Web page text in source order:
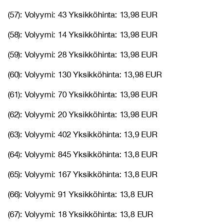
(57): Volyymi: 43 Yksikköhinta: 13,98 EUR
(58): Volyymi: 14 Yksikköhinta: 13,98 EUR
(59): Volyymi: 28 Yksikköhinta: 13,98 EUR
(60): Volyymi: 130 Yksikköhinta: 13,98 EUR
(61): Volyymi: 70 Yksikköhinta: 13,98 EUR
(62): Volyymi: 20 Yksikköhinta: 13,98 EUR
(63): Volyymi: 402 Yksikköhinta: 13,9 EUR
(64): Volyymi: 845 Yksikköhinta: 13,8 EUR
(65): Volyymi: 167 Yksikköhinta: 13,8 EUR
(66): Volyymi: 91 Yksikköhinta: 13,8 EUR
(67): Volyymi: 18 Yksikköhinta: 13,8 EUR